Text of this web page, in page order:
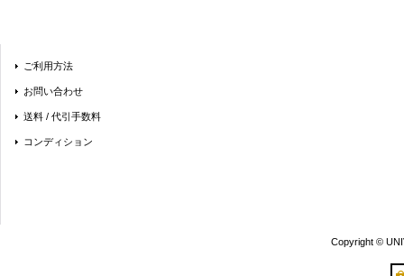
ご利用方法
お問い合わせ
送料 / 代引手数料
コンディション
Copyright ©